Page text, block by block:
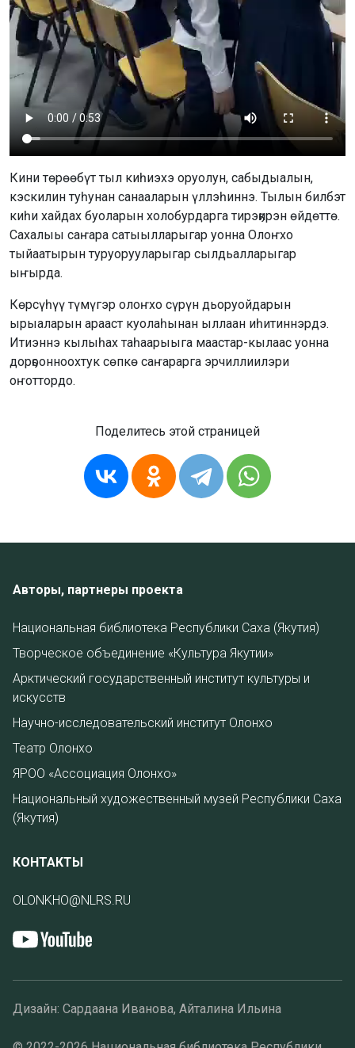
Кини төрөөбүт тыл киһиэхэ оруолун, сабыдыалын,
кэскилин туһунан санааларын үллэһиннэ. Тылын билбэт
киһи хайдах буоларын холобурдарга тирэҕирэн өйдөттө.
Сахалыы саҥара сатыылларыгар уонна Олоҥхо
тыйаатырын туруорууларыгар сылдьалларыгар
ыҥырда.
Көрсүһүү түмүгэр олоҥхо сүрүн дьоруойдарын
ырыаларын арааст куолаһынан ыллаан иһитиннэрдэ.
Итиэннэ кылыһах таһаарыыга маастар-кылаас уонна
дорҕоонноохтук сөпкө саҥарарга эрчиллиилэри
оҥоттордо.
Поделитесь этой страницей
Авторы, партнеры проекта
Национальная библиотека Республики Саха (Якутия)
Творческое объединение «Культура Якутии»
Арктический государственный институт культуры и
искусств
Научно-исследовательский институт Олонхо
Театр Олонхо
ЯРОО «Ассоциация Олонхо»
Национальный художественный музей Республики Саха
(Якутия)
КОНТАКТЫ
OLONKHO@NLRS.RU
Дизайн: Сардаана Иванова, Айталина Ильина